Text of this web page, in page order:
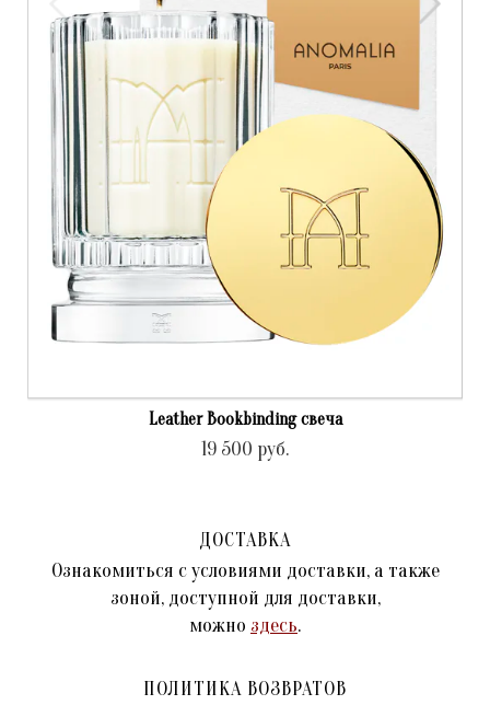
Leather Bookbinding свеча
19 500 руб.
ДОСТАВКА
Ознакомиться с условиями доставки, а также
зоной, доступной для доставки,
можно здесь.
ПОЛИТИКА ВОЗВРАТОВ